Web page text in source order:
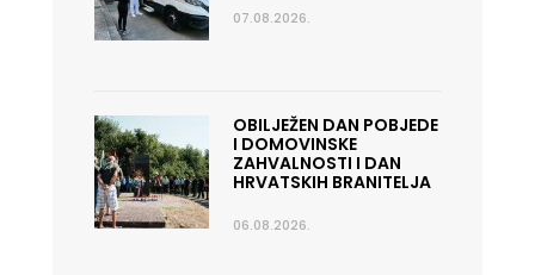
07.08.2026.
OBILJEŽEN DAN POBJEDE
I DOMOVINSKE
ZAHVALNOSTI I DAN
HRVATSKIH BRANITELJA
06.08.2026.